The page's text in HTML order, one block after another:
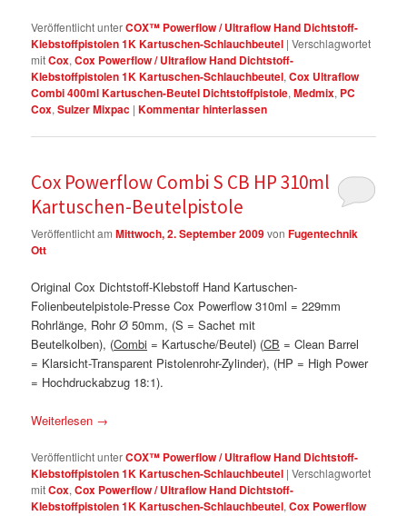
Veröffentlicht unterCOX™ Powerflow / Ultraflow Hand Dichtstoff-
Klebstoffpistolen 1K Kartuschen-Schlauchbeutel |Verschlagwortet
mitCox,Cox Powerflow / Ultraflow Hand Dichtstoff-
Klebstoffpistolen 1K Kartuschen-Schlauchbeutel,Cox Ultraflow
Combi 400ml Kartuschen-Beutel Dichtstoffpistole,Medmix, PC
Cox,Sulzer Mixpac |Kommentar hinterlassen
Cox Powerflow Combi S CB HP 310ml
Kartuschen-Beutelpistole
Veröffentlicht amMittwoch, 2. September 2009vonFugentechnik
Ott
Original Cox Dichtstoff-Klebstoff Hand Kartuschen-
Folienbeutelpistole-Presse Cox Powerflow 310ml = 229mm
Rohrlänge, Rohr Ø 50mm, (S = Sachet mit
Beutelkolben), (Combi = Kartusche/Beutel) (CB = Clean Barrel
= Klarsicht-Transparent Pistolenrohr-Zylinder), (HP = High Power
= Hochdruckabzug 18:1).
Weiterlesen →
Veröffentlicht unterCOX™ Powerflow / Ultraflow Hand Dichtstoff-
Klebstoffpistolen 1K Kartuschen-Schlauchbeutel |Verschlagwortet
mitCox,Cox Powerflow / Ultraflow Hand Dichtstoff-
Klebstoffpistolen 1K Kartuschen-Schlauchbeutel,Cox Powerflow